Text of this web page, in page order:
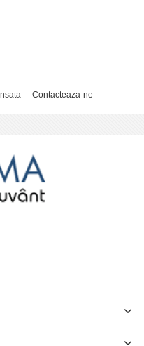
Contacteaza-ne